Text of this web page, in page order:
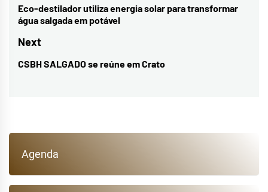
de
Post
Previous
post:
Eco-destilador utiliza energia solar para transformar
água salgada em potável
Next
Next
CSBH SALGADO se reúne em Crato
Agenda